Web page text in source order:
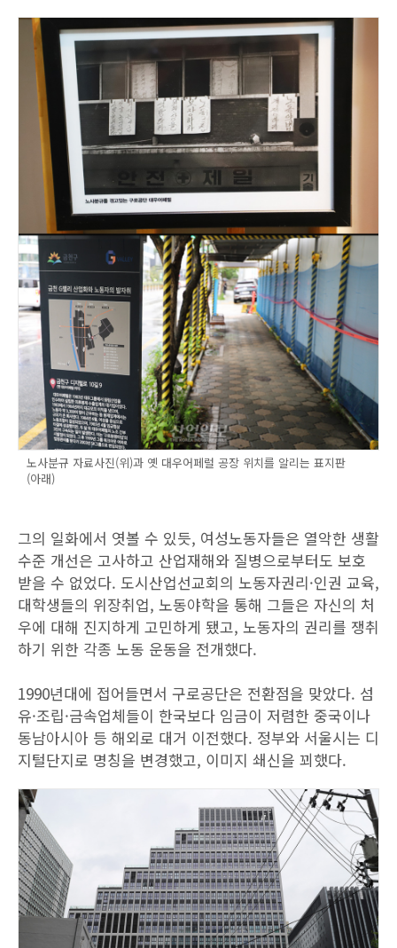
노사분규 자료사진(위)과 옛 대우어페럴 공장 위치를 알리는 표지판
(아래)
그의 일화에서 엿볼 수 있듯, 여성노동자들은 열악한 생활
수준 개선은 고사하고 산업재해와 질병으로부터도 보호
받을 수 없었다. 도시산업선교회의 노동자권리·인권 교육,
대학생들의 위장취업, 노동야학을 통해 그들은 자신의 처
우에 대해 진지하게 고민하게 됐고, 노동자의 권리를 쟁취
하기 위한 각종 노동 운동을 전개했다.
1990년대에 접어들면서 구로공단은 전환점을 맞았다. 섬
유·조립·금속업체들이 한국보다 임금이 저렴한 중국이나
동남아시아 등 해외로 대거 이전했다. 정부와 서울시는 디
지털단지로 명칭을 변경했고, 이미지 쇄신을 꾀했다.